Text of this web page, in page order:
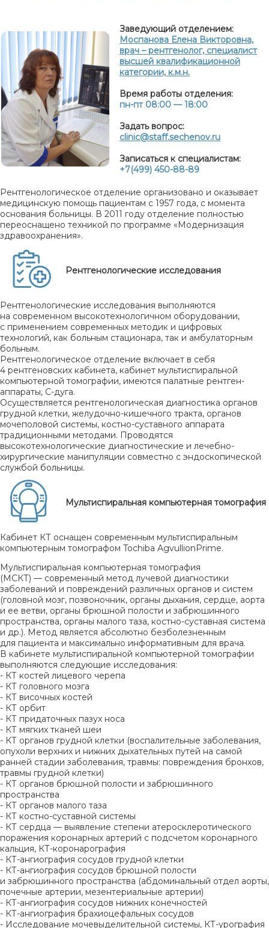
Заведующий отделением:
Моспанова Елена Викторовна,
врач – рентгенолог, специалист
высшей квалификационной
категории, к.м.н.
Время работы отделения:
пн-пт 08:00 — 18:00
Задать вопрос:
clinic@staff.sechenov.ru
Записаться к специалистам:
+7(499) 450-88-89
Рентгенологическое отделение организовано и оказывает
медицинскую помощь пациентам с 1957 года, с момента
основания больницы. В 2011 году отделение полностью
переоснащено техникой по программе «Модернизация
здравоохранения».
Рентгенологические исследования
Рентгенологические исследования выполняются
на современном высокотехнологичном оборудовании,
с применением современных методик и цифровых
технологий, как больным стационара, так и амбулаторным
больным.
Рентгенологическое отделение включает в себя
4 рентгеновских кабинета, кабинет мультиспиральной
компьютерной томографии, имеются палатные рентген-
аппараты, С-дуга.
Осуществляется рентгенологическая диагностика органов
грудной клетки, желудочно-кишечного тракта, органов
мочеполовой системы, костно-суставного аппарата
традиционными методами. Проводятся
высокотехнологические диагностические и лечебно-
хирургические манипуляции совместно с эндоскопической
службой больницы.
Мультиспиральная компьютерная томография
Кабинет КТ оснащен современным мультиспиральным
компьютерным томографом Tochiba AgvullionPrime.
Мультиспиральная компьютерная томография
(МСКТ) — современный метод лучевой диагностики
заболеваний и повреждений различных органов и систем
(головной мозг, позвоночник, органы дыхания, сердце, аорта
и ее ветви, органы брюшной полости и забрюшинного
пространства, органы малого таза, костно-суставная система
и др.). Метод является абсолютно безболезненным
для пациента и максимально информативным для врача.
В кабинете мультиспиральной компьютерной томографии
выполняются следующие исследования:
- КТ костей лицевого черепа
- КТ головного мозга
- КТ височных костей
- КТ орбит
- КТ придаточных пазух носа
- КТ мягких тканей шеи
- КТ органов грудной клетки (воспалительные заболевания,
опухоли верхних и нижних дыхательных путей на самой
ранней стадии заболевания, травмы: повреждения бронхов,
травмы грудной клетки)
- КТ органов брюшной полости и забрюшинного
пространства
- КТ органов малого таза
- КТ костно-суставной системы
- КТ сердца — выявление степени атеросклеротического
поражения коронарных артерий с подсчетом коронарного
кальция, КТ-коронарография
- КТ-ангиография сосудов грудной клетки
- КТ-ангиография сосудов брюшной полости
и забрюшинного пространства (абдоминальный отдел аорты,
почечные артерии, мезентериальные артерии)
- КТ-ангиография сосудов нижних конечностей
- КТ-ангиография брахиоцефальных сосудов
- Исследование мочевыделительной системы, КТ-урография